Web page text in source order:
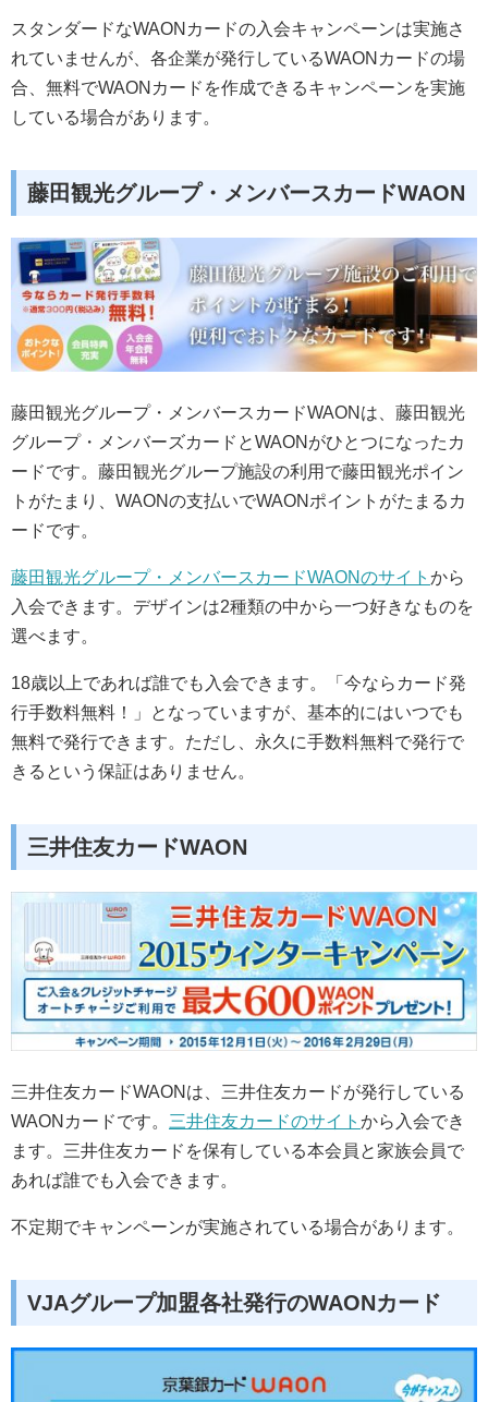
スタンダードなWAONカードの入会キャンペーンは実施さ
れていませんが、各企業が発行しているWAONカードの場
合、無料でWAONカードを作成できるキャンペーンを実施
している場合があります。
藤田観光グループ・メンバースカードWAON
藤田観光グループ・メンバースカードWAONは、藤田観光
グループ・メンバーズカードとWAONがひとつになったカ
ードです。藤田観光グループ施設の利用で藤田観光ポイン
トがたまり、WAONの支払いでWAONポイントがたまるカ
ードです。
藤田観光グループ・メンバースカードWAONのサイト から
入会できます。デザインは2種類の中から一つ好きなものを
選べます。
18歳以上であれば誰でも入会できます。「今ならカード発
行手数料無料！」となっていますが、基本的にはいつでも
無料で発行できます。ただし、永久に手数料無料で発行で
きるという保証はありません。
三井住友カードWAON
三井住友カードWAONは、三井住友カードが発行している
WAONカードです。 三井住友カードのサイト から入会でき
ます。三井住友カードを保有している本会員と家族会員で
あれば誰でも入会できます。
不定期でキャンペーンが実施されている場合があります。
VJAグループ加盟各社発行のWAONカード